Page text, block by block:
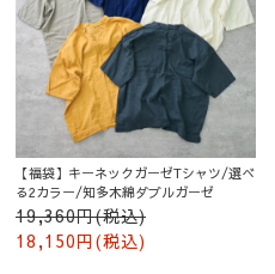
【福袋】キーネックガーゼTシャツ/選べ
る2カラー/知多木綿ダブルガーゼ
19,360円(税込)
18,150円(税込)